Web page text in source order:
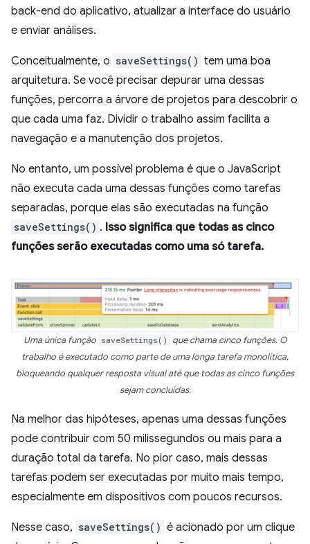
back-end do aplicativo, atualizar a interface do usuário
e enviar análises.
Conceitualmente, o saveSettings() tem uma boa
arquitetura. Se você precisar depurar uma dessas
funções, percorra a árvore de projetos para descobrir o
que cada uma faz. Dividir o trabalho assim facilita a
navegação e a manutenção dos projetos.
No entanto, um possível problema é que o JavaScript
não executa cada uma dessas funções como tarefas
separadas, porque elas são executadas na função
saveSettings() . Isso significa que todas as cinco
funções serão executadas como uma só tarefa.
Uma única função saveSettings()
que chama cinco funções. O
trabalho é executado como parte de uma longa tarefa monolítica,
bloqueando qualquer resposta visual até que todas as cinco funções
sejam concluídas.
Na melhor das hipóteses, apenas uma dessas funções
pode contribuir com 50 milissegundos ou mais para a
duração total da tarefa. No pior caso, mais dessas
tarefas podem ser executadas por muito mais tempo,
especialmente em dispositivos com poucos recursos.
Nesse caso, saveSettings() é acionado por um clique